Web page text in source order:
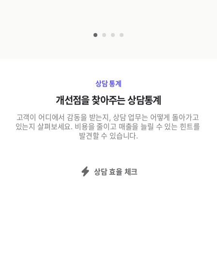
상담 통계
개선점을 찾아주는 상담통계
고객이 어디에서 감동을 받는지, 상담 업무는 어떻게 돌아가고
있는지 살펴보세요. 비용을 줄이고 매출을 늘릴 수 있는 힌트를
발견할 수 있습니다.
상담 효율 체크